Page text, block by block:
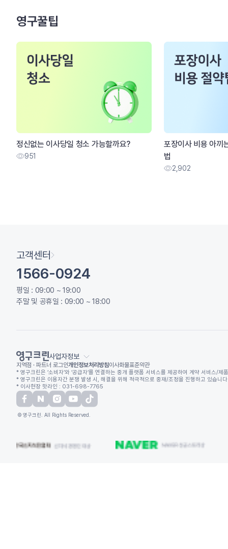
영구꿀팁
정신없는 이사당일 청소 가능할까요?
951
포장이사 비용 아끼
법
2,902
고객센터
1566-0924
평일 : 09:00 ~ 19:00
주말 및 공휴일 : 09:00 ~ 18:00
사업자정보
지역점 · 파트너 로그인개인정보처리방침이사화물표준약관
* 영구크린은 ‘소비자’와 ‘공급자’를 연결하는 중개 플랫폼 서비스를 제공하여 계약 서비스/
* 영구크린은 이용자간 분쟁 발생 시, 해결을 위해 적극적으로 중재/조정을 진행하고 있습
* 이사현장 핫라인 : 031-698-7765
© 영구크린. All Rights Reserved.